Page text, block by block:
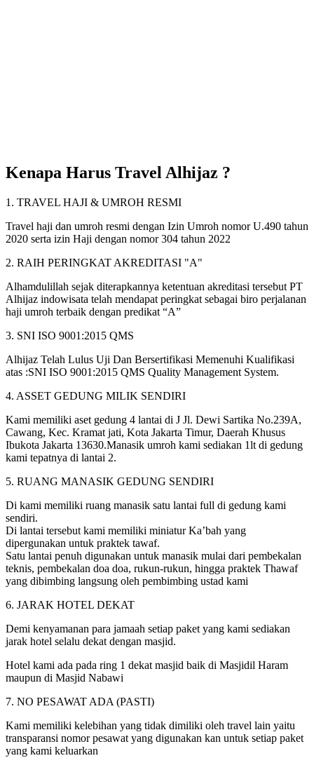
Kenapa Harus Travel Alhijaz ?
1. TRAVEL HAJI & UMROH RESMI
Travel haji dan umroh resmi dengan Izin Umroh nomor U.490 tahun
2020 serta izin Haji dengan nomor 304 tahun 2022
2. RAIH PERINGKAT AKREDITASI "A"
Alhamdulillah sejak diterapkannya ketentuan akreditasi tersebut PT
Alhijaz indowisata telah mendapat peringkat sebagai biro perjalanan
haji umroh terbaik dengan predikat “A”
3. SNI ISO 9001:2015 QMS
Alhijaz Telah Lulus Uji Dan Bersertifikasi Memenuhi Kualifikasi
atas :SNI ISO 9001:2015 QMS Quality Management System.
4. ASSET GEDUNG MILIK SENDIRI
Kami memiliki aset gedung 4 lantai di J Jl. Dewi Sartika No.239A,
Cawang, Kec. Kramat jati, Kota Jakarta Timur, Daerah Khusus
Ibukota Jakarta 13630.Manasik umroh kami sediakan 1lt di gedung
kami tepatnya di lantai 2.
5. RUANG MANASIK GEDUNG SENDIRI
Di kami memiliki ruang manasik satu lantai full di gedung kami
sendiri.
Di lantai tersebut kami memiliki miniatur Ka’bah yang
dipergunakan untuk praktek tawaf.
Satu lantai penuh digunakan untuk manasik mulai dari pembekalan
teknis, pembekalan doa doa, rukun-rukun, hingga praktek Thawaf
yang dibimbing langsung oleh pembimbing ustad kami
6. JARAK HOTEL DEKAT
Demi kenyamanan para jamaah setiap paket yang kami sediakan
jarak hotel selalu dekat dengan masjid.
Hotel kami ada pada ring 1 dekat masjid baik di Masjidil Haram
maupun di Masjid Nabawi
7. NO PESAWAT ADA (PASTI)
Kami memiliki kelebihan yang tidak dimiliki oleh travel lain yaitu
transparansi nomor pesawat yang digunakan kan untuk setiap paket
yang kami keluarkan